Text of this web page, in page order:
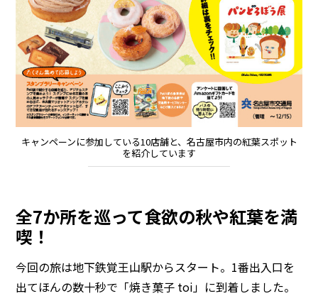
キャンペーンに参加している10店舗と、名古屋市内の紅葉スポット
を紹介しています
全7か所を巡って食欲の秋や紅葉を満
喫！
今回の旅は地下鉄覚王山駅からスタート。1番出入口を
出てほんの数十秒で「焼き菓子 toi」に到着しました。